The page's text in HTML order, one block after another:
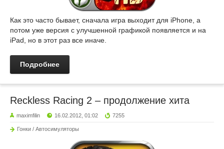
Как это часто бывает, сначала игра выходит для iPhone, а
потом уже версия с улучшенной графикой появляется и на
iPad, но в этот раз все иначе.
Подробнее
Reckless Racing 2 – продолжение хита
maximfilin 16.02.2012, 01:02 7255
Гонки / Автосимуляторы